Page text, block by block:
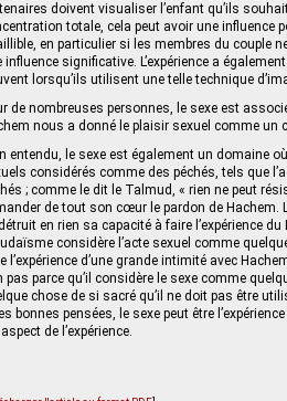
doivent visualiser l’enfant qu’ils
totale, cela peut avoir une influence
en particulier si les membres du couple
influence significative. L’expérience a
lorsqu’ils utilisent une telle technique
de nombreuses personnes, le sexe est
nous a donné le plaisir sexuel comme
entendu, le sexe est également un domaine
considérés comme des péchés, tels que
; comme le dit le Talmud, « rien ne peut
de tout son cœur le pardon de Hachem.
en rien sa capacité à faire l’expérience du
considère l’acte sexuel comme
l’expérience d’une grande intimité avec
pas parce qu’il considère le sexe comme
chose de si sacré qu’il ne doit pas être
bonnes pensées, le sexe peut être
de l’expérience.